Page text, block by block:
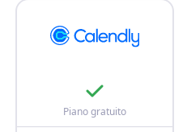
Piano gratuito